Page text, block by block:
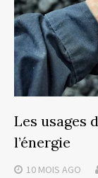
Les usages
l’énergie
10 MOIS AGO